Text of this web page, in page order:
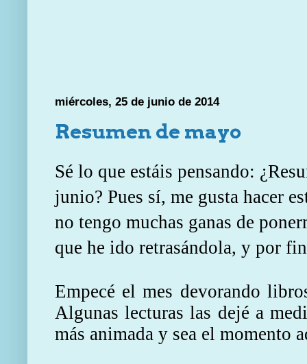
miércoles, 25 de junio de 2014
Resumen de mayo
Sé lo que estáis pensando:
junio? Pues sí, me gusta hacer
no tengo muchas ganas de
que he ido retrasándola, y por
Empecé el mes devorando
Algunas lecturas las dejé a
más animada y sea el momento